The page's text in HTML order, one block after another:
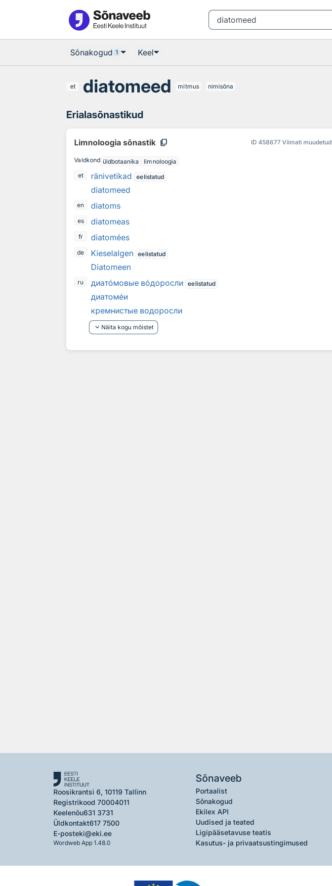
Sõnakogud 1 Keel
et diatomeed mitmus nimisõna
Erialasõnastikud
Limnoloogia sõnastik content_copy ID 458677 Viimati muudetud
Valdkond üldbotaanika
limnoloogia
et
ränivetikad eelistatud
diatomeed
en diatoms
es diatomeas
fr diatomées
de Kieselalgen eelistatud
Diatomeen
ru диатомовые водоросли eelistatud
диатомеи
кремнистые водоросли
keyboard_arrow_down Näita kogu mõistet
Roosikrantsi 6, 10119 Tallinn
Registrikood 70004011
Keelenõu631 3731
Üldkontakt617 7500
E-posteki@eki.ee
Wordweb App 1.48.0
Sõnaveeb
Portaalist
Sõnakogud
Ekilex API
Uudised ja teated
Ligipääsetavuse teatis
Kasutus- ja privaatsustingimused